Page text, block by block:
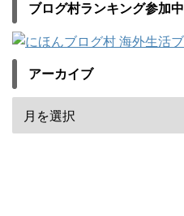
ブログ村ランキング参加中
アーカイブ